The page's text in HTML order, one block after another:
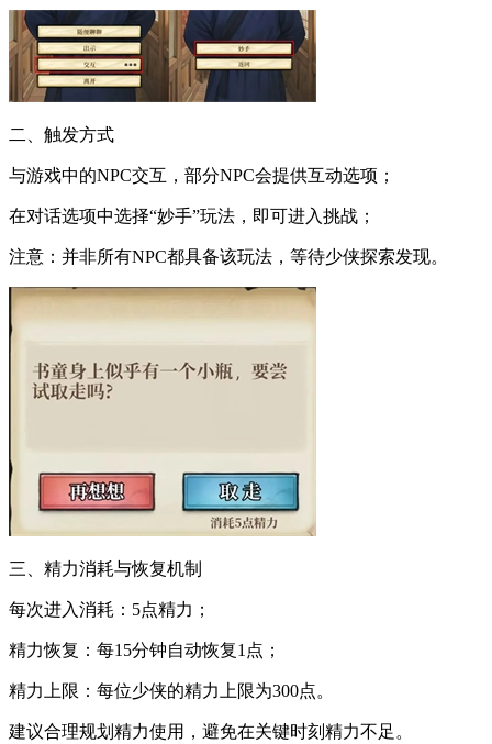
二、触发方式
与游戏中的NPC交互，部分NPC会提供互动选项；
在对话选项中选择“妙手”玩法，即可进入挑战；
注意：并非所有NPC都具备该玩法，等待少侠探索发现。
三、精力消耗与恢复机制
每次进入消耗：5点精力；
精力恢复：每15分钟自动恢复1点；
精力上限：每位少侠的精力上限为300点。
建议合理规划精力使用，避免在关键时刻精力不足。